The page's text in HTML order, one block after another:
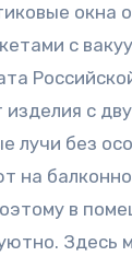
окна
с
изделия с
лучи без
на
в
Здесь